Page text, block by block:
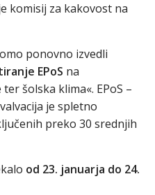
komisij za kakovost na
ponovno izvedli
EPoS na
šolska klima«. EPoS –
je spletno
preko 30 srednjih
od 23. januarja do 24.